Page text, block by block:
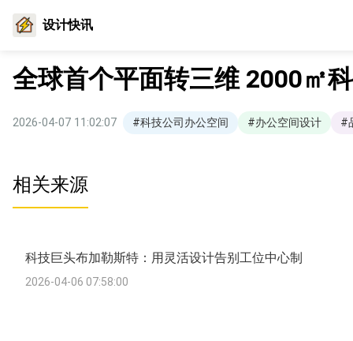
设计快讯
全球首个平面转三维 2000㎡
2026-04-07 11:02:07 #科技公司办公空间 #办公空间设计 #
相关来源
科技巨头布加勒斯特：用灵活设计告别工位中心制
2026-04-06 07:58:00